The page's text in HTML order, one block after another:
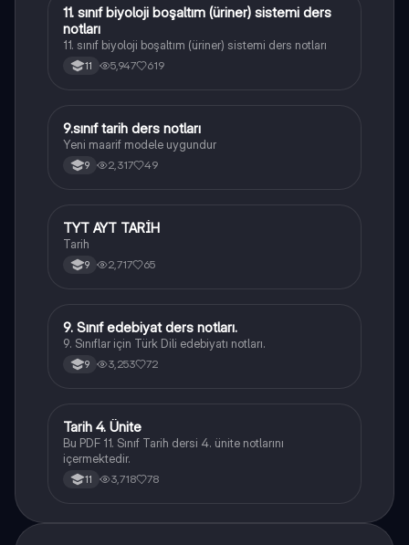
Biyoloji
11. sınıf biyoloji boşaltım (üriner) sistemi ders
notları
11. sınıf biyoloji boşaltım (üriner) sistemi ders notları
11 5,947 619
Tarih
9.sınıf tarih ders notları
Yeni maarif modele uygundur
9 2,317 49
Tarih
TYT AYT TARİH
Tarih
9 2,717 65
Türk Dili ve Edebiyatı
9. Sınıf edebiyat ders notları.
9. Sınıflar için Türk Dili edebiyatı notları.
9 3,253 72
Tarih
Tarih 4. Ünite
Bu PDF 11. Sınıf Tarih dersi 4. ünite notlarını
içermektedir.
11 3,718 78